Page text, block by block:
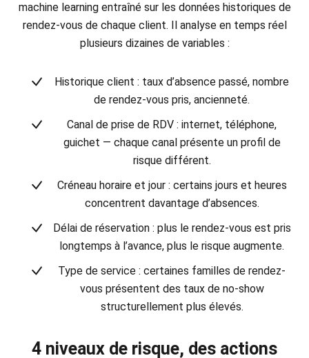
machine learning entraîné sur les données historiques de
rendez-vous de chaque client. Il analyse en temps réel
plusieurs dizaines de variables :
Historique client : taux d’absence passé, nombre
de rendez-vous pris, ancienneté.
Canal de prise de RDV : internet, téléphone,
guichet — chaque canal présente un profil de
risque différent.
Créneau horaire et jour : certains jours et heures
concentrent davantage d’absences.
Délai de réservation : plus le rendez-vous est pris
longtemps à l’avance, plus le risque augmente.
Type de service : certaines familles de rendez-
vous présentent des taux de no-show
structurellement plus élevés.
4 niveaux de risque, des actions